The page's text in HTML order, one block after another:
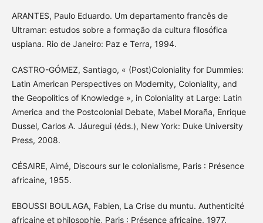
ARANTES, Paulo Eduardo. Um departamento francês de
Ultramar: estudos sobre a formação da cultura filosófica
uspiana. Rio de Janeiro: Paz e Terra, 1994.
CASTRO-GÓMEZ, Santiago, « (Post)Coloniality for Dummies:
Latin American Perspectives on Modernity, Coloniality, and
the Geopolitics of Knowledge », in Coloniality at Large: Latin
America and the Postcolonial Debate, Mabel Moraña, Enrique
Dussel, Carlos A. Jáuregui (éds.), New York: Duke University
Press, 2008.
CÉSAIRE, Aimé, Discours sur le colonialisme, Paris : Présence
africaine, 1955.
EBOUSSI BOULAGA, Fabien, La Crise du muntu. Authenticité
africaine et philosophie, Paris : Présence africaine, 1977.